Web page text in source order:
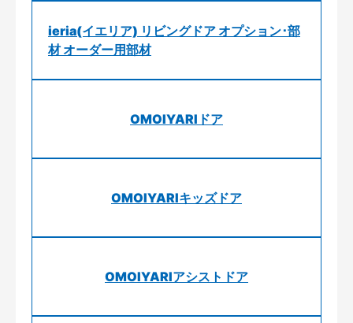
ieria(イエリア) リビングドア オプション･部
材 オーダー用部材
OMOIYARIドア
OMOIYARIキッズドア
OMOIYARIアシストドア